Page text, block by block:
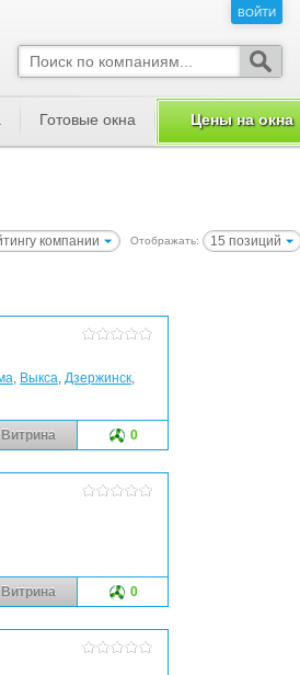
компании Отображать: 15 позиций
, Выкса, Дзержинск,
Витрина 0
Витрина 0
ВОЙТИ
Готовые окна Цены на окна
ВОЙТИ